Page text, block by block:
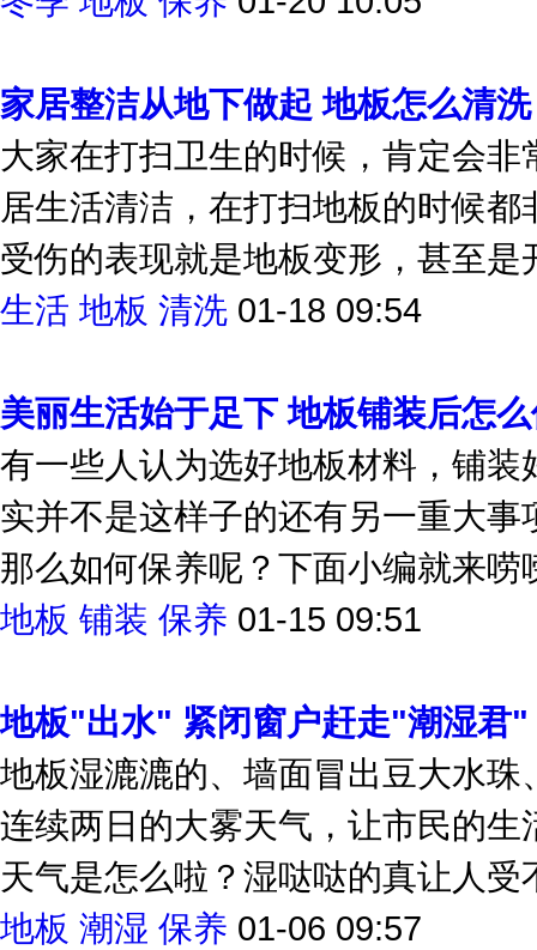
冬季
地板 保养
家居整洁从地下做起 地板怎么清
大家在打扫卫生的时候，肯定会
居生活清洁，在打扫地板的时候都
受伤的表现就是地板变形，甚至是
生活
地板 清洗
美丽生活始于足下 地板铺装后怎
有一些人认为选好地板材料，铺
实并不是这样子的还有另一重大
那么如何保养呢？下面小编就来唠
地板
铺装 保养
地板"出水" 紧闭窗户赶走"潮湿君"
地板湿漉漉的、墙面冒出豆大水
连续两日的大雾天气，让市民的
天气是怎么啦？湿哒哒的真让人受